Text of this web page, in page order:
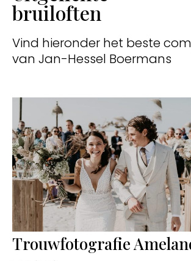
bruiloften
Vind hieronder het beste
van Jan-Hessel Boermans
Trouwfotografie